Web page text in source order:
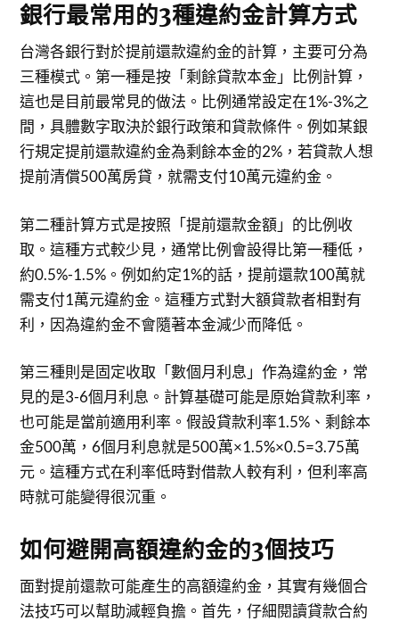
銀行最常用的3種違約金計算方式
台灣各銀行對於提前還款違約金的計算，主要可分為
三種模式。第一種是按「剩餘貸款本金」比例計算，
這也是目前最常見的做法。比例通常設定在1%-3%之
間，具體數字取決於銀行政策和貸款條件。例如某銀
行規定提前還款違約金為剩餘本金的2%，若貸款人想
提前清償500萬房貸，就需支付10萬元違約金。
第二種計算方式是按照「提前還款金額」的比例收
取。這種方式較少見，通常比例會設得比第一種低，
約0.5%-1.5%。例如約定1%的話，提前還款100萬就
需支付1萬元違約金。這種方式對大額貸款者相對有
利，因為違約金不會隨著本金減少而降低。
第三種則是固定收取「數個月利息」作為違約金，常
見的是3-6個月利息。計算基礎可能是原始貸款利率，
也可能是當前適用利率。假設貸款利率1.5%、剩餘本
金500萬，6個月利息就是500萬×1.5%×0.5=3.75萬
元。這種方式在利率低時對借款人較有利，但利率高
時就可能變得很沉重。
如何避開高額違約金的3個技巧
面對提前還款可能產生的高額違約金，其實有幾個合
法技巧可以幫助減輕負擔。首先，仔細閱讀貸款合約